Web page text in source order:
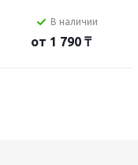
В наличии
от 1 790 ₸